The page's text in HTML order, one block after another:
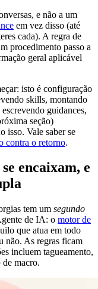
e não a um
em vez disso (até
cada). A regra de
procedimento passo a
geral aplicável
isto é configuração
skills, montando
guidances,
seção)
isso. Vale saber se
contra o retorno.
encaixam, e
tem um segundo
de IA: o motor de
que atua em todo
não. As regras ficam
incluem tagueamento,
de macro.